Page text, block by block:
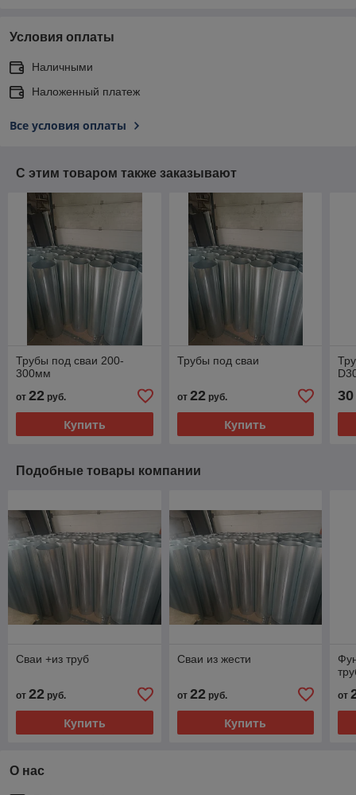
Условия оплаты
Наличными
Наложенный платеж
Все условия оплаты
С этим товаром также заказывают
Трубы под сваи 200-
300мм
от 22 руб.
Купить
Трубы под сваи
от 22руб.
Купить
30
Подобные товары компании
Сваи +из труб
от 22 руб.
Купить
Сваи из жести
от 22руб.
Купить
от
О нас